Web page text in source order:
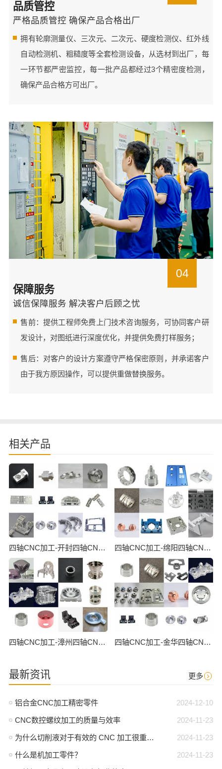
品质管控
严格品质管控 确保产品合格出厂
拥有轮廓测量仪、三次元、二次元、硬度检测仪、红外线
自动检测机、粗糙度等全套检测设备，从选材到出厂，每
一环节都严密监控，每一批产品都经过3个精密度检测，
确保产品合格方可出厂。
04
保障服务
诚信保障服务 解决客户后顾之忧
售前：提供工程师免费上门技术咨询服务，可协同客户研
发设计，对图纸进行深度优化，并提供免费打样服务；
售后：对客户的设计方案遵守严格保密原则，并承诺客户
由于我方原因操作，可以提供重做替换服务。
相关产品
四轴CNC加工-开封四轴CNC数控加工 四轴CNC加工-绵阳四轴CNC数控加工
四轴CNC加工-漳州四轴CNC数控加工 四轴CNC加工-金华四轴CNC数控加工
最新资讯 更多
2024-12-10
铝合金CNC加工精密零件
2024-11-23
CNC数控螺纹加工的质量与效率
2024-11-23
为什么切削液对于有效的 CNC 加工很重要？
2024-11-23
什么是机加工零件？